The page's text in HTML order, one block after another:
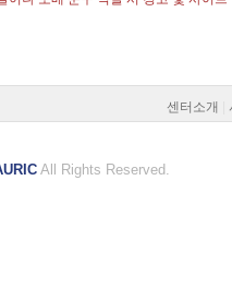
센터소개
All Rights Reserved.